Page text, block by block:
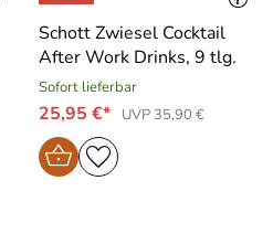
Schott Zwiesel Cocktail
After Work Drinks, 9 tlg.
Sofort lieferbar
25,95 €* UVP 35,90 €